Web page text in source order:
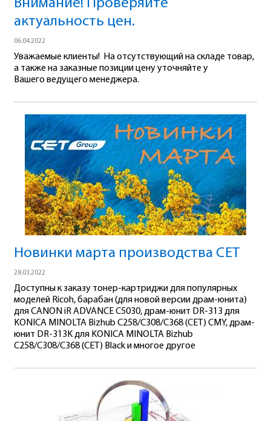
Внимание! Проверяйте
актуальность цен.
06.04.2022
Уважаемые клиенты! На отсутствующий на складе товар,
а также на заказные позиции цену уточняйте у
Вашего ведущего менеджера.
Новинки марта производства СЕТ
28.03.2022
Доступны к заказу тонер-картриджи для популярных
моделей Ricoh, барабан (для новой версии драм-юнита)
для CANON iR ADVANCE C5030, драм-юнит DR-313 для
KONICA MINOLTA Bizhub C258/C308/C368 (CET) CMY, драм-
юнит DR-313K для KONICA MINOLTA Bizhub
C258/C308/C368 (CET) Black и многое другое